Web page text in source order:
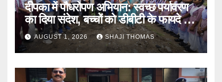
दीपका में पौधरोपण अभियान: स्वच्छ पर्यावरण
का दिया संदेश, बच्चों को डीबीटी के फायदे भी
बताए।
AUGUST 1, 2026 SHAJI THOMAS